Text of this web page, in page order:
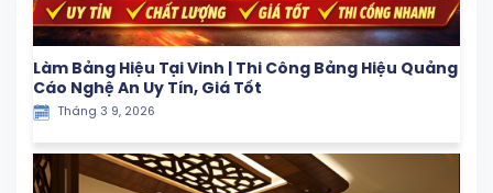
Làm Bảng Hiệu Tại Vinh | Thi Công Bảng Hiệu Quảng
Cáo Nghệ An Uy Tín, Giá Tốt
Tháng 3 9, 2026